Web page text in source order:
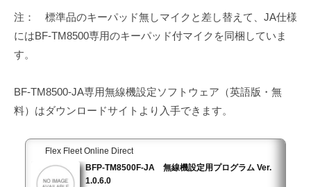
注： 標準品のキーパッド無しマイクと差し替えて、JA仕様
にはBF-TM8500専用のキーパッド付マイクを同梱していま
す。
BF-TM8500-JA専用無線機設定ソフトウェア（英語版・無
料）はダウンロードサイトより入手できます。
Flex Fleet Online Direct
BFP-TM8500F-JA 無線機設定用プログラム Ver.
1.0.6.0